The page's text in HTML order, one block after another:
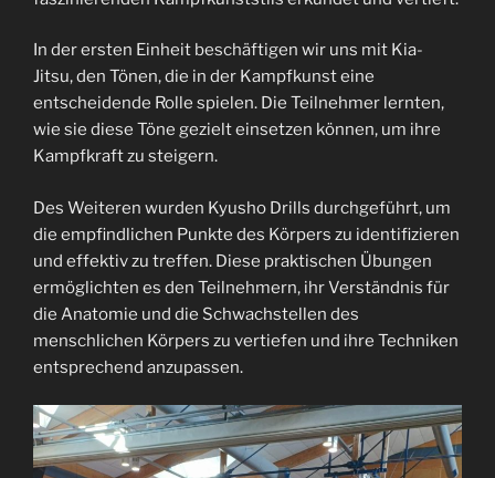
In der ersten Einheit beschäftigen wir uns mit Kia-
Jitsu, den Tönen, die in der Kampfkunst eine
entscheidende Rolle spielen. Die Teilnehmer lernten,
wie sie diese Töne gezielt einsetzen können, um ihre
Kampfkraft zu steigern.
Des Weiteren wurden Kyusho Drills durchgeführt, um
die empfindlichen Punkte des Körpers zu identifizieren
und effektiv zu treffen. Diese praktischen Übungen
ermöglichten es den Teilnehmern, ihr Verständnis für
die Anatomie und die Schwachstellen des
menschlichen Körpers zu vertiefen und ihre Techniken
entsprechend anzupassen.